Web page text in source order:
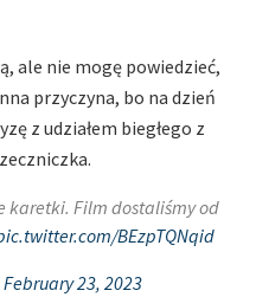
ale nie mogę powiedzieć,
przyczyna, bo na dzień
z udziałem biegłego z
karetki. Film dostaliśmy od
BEzpTQNqid
February 23, 2023